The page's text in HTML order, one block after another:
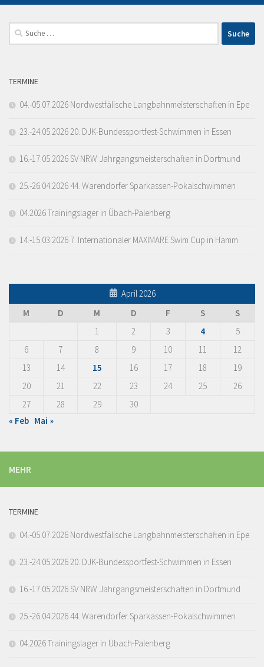
Suche
nach:
TERMINE
04.-05.07.2026 Nordwestfälische Langbahnmeisterschaften in Epe
23.-24.05.2026 20. DJK-Bundessportfest-Schwimmen in Essen
16.-17.05.2026 SV NRW Jahrgangsmeisterschaften in Dortmund
25.-26.04.2026 44. Warendorfer Sparkassen-Pokalschwimmen
04.2026 Trainingslager in Übach-Palenberg
14.-15.03.2026 7. Internationaler MAXIMARE Swim Cup in Hamm
April 2026
M
D M D F S
S
1
2 3 4
5
6
7 8 9 10 11
12
13
14 15 16 17 18
19
20
21 22 23 24 25
26
27
28 29
30
« Feb Mai »
MEHR
TERMINE
04.-05.07.2026 Nordwestfälische Langbahnmeisterschaften in Epe
23.-24.05.2026 20. DJK-Bundessportfest-Schwimmen in Essen
16.-17.05.2026 SV NRW Jahrgangsmeisterschaften in Dortmund
25.-26.04.2026 44. Warendorfer Sparkassen-Pokalschwimmen
04.2026 Trainingslager in Übach-Palenberg